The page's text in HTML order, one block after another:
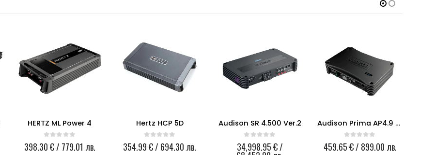
HERTZ ML Power 4
0 out of 5
398.30€/ 779.01 лв.
Hertz HCP 5D
0 out of 5
354.99€/ 694.30 лв.
Audison SR 4.500 Ver.2
0 out of 5
34,998.95€/
Audison Prima AP4.9 bit
0 out of 5
459.65€/ 899.00 лв.